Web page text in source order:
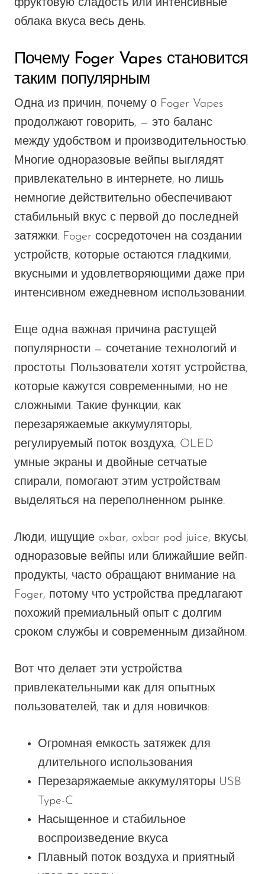
фруктовую сладость или интенсивные
облака вкуса весь день.
Почему Foger Vapes становится
таким популярным
Одна из причин, почему о Foger Vapes
продолжают говорить, — это баланс
между удобством и производительностью.
Многие одноразовые вейпы выглядят
привлекательно в интернете, но лишь
немногие действительно обеспечивают
стабильный вкус с первой до последней
затяжки. Foger сосредоточен на создании
устройств, которые остаются гладкими,
вкусными и удовлетворяющими даже при
интенсивном ежедневном использовании.
Еще одна важная причина растущей
популярности — сочетание технологий и
простоты. Пользователи хотят устройства,
которые кажутся современными, но не
сложными. Такие функции, как
перезаряжаемые аккумуляторы,
регулируемый поток воздуха, OLED
умные экраны и двойные сетчатые
спирали, помогают этим устройствам
выделяться на переполненном рынке.
Люди, ищущие oxbar, oxbar pod juice, вкусы,
одноразовые вейпы или ближайшие вейп-
продукты, часто обращают внимание на
Foger, потому что устройства предлагают
похожий премиальный опыт с долгим
сроком службы и современным дизайном.
Вот что делает эти устройства
привлекательными как для опытных
пользователей, так и для новичков:
Огромная емкость затяжек для
длительного использования
Перезаряжаемые аккумуляторы USB
Type-C
Насыщенное и стабильное
воспроизведение вкуса
Плавный поток воздуха и приятный